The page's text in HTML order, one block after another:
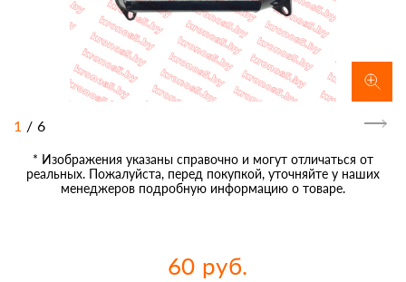
1 / 6
* Изображения указаны справочно и могут отличаться от
реальных. Пожалуйста, перед покупкой, уточняйте у наших
менеджеров подробную информацию о товаре.
60 руб.